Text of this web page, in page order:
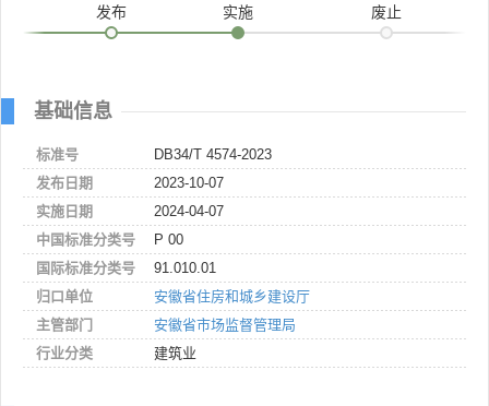
发布 实施 废止
基础信息
标准号
DB34/T 4574-2023
发布日期
2023-10-07
实施日期
2024-04-07
中国标准分类号
P 00
国际标准分类号
91.010.01
归口单位
安徽省住房和城乡建设厅
主管部门
安徽省市场监督管理局
行业分类
建筑业